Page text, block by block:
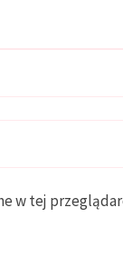
w tej